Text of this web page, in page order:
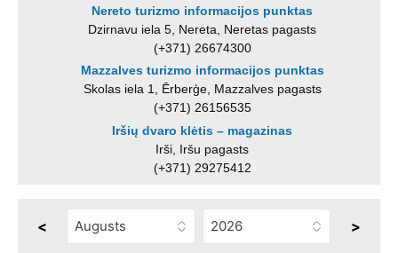
Nereto turizmo informacijos punktas
Dzirnavu iela 5, Nereta, Neretas pagasts
(+371) 26674300
Mazzalves turizmo informacijos punktas
Skolas iela 1, Ērberģe, Mazzalves pagasts
(+371) 26156535
Iršių dvaro klėtis – magazinas
Irši, Iršu pagasts
(+371) 29275412
< >